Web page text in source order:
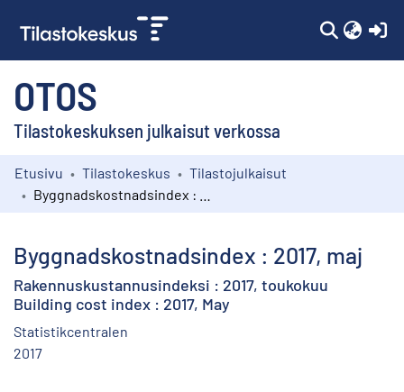
OTOS
Tilastokeskuksen julkaisut verkossa
Kokoelmat
Etusivu Tilastokeskus
Tilastojulkaisut
Byggnadskostnadsindex : 2017, maj
Rakennuskustannusindeksi : 2017, toukokuu
Building cost index : 2017, May
Statistikcentralen
2017